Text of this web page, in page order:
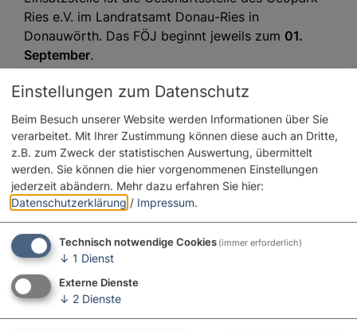
Ries e.V. im Landratsamt Donau-Ries in
Donauwörth. Das FÖJ beginnt jeweils zum 01.
September.
Das FÖJ wird gefördert vom Bayerischen
Staatsministerium für Umwelt und
Verbraucherschutz (StMUV) und vom
Bundesministerium für Familie, Senioren, Frauen
und Jugend (BMFSFJ).
Weitere Infos undBewerbung unter
bayern.de.
Nähere Auskünfte erteilen Frau Burkhardt
(Fachfragen, 0906 74-258) oder Frau Laminit
(Personalfragen, 0906 74-6083).
Einstellungen zum Datenschutz
Beim Besuch unserer Website werden Informationen über Sie
verarbeitet. Mit Ihrer Zustimmung können diese auch an Dritte,
z.B. zum Zweck der statistischen Auswertung, übermittelt
werden. Sie können die hier vorgenommenen Einstellungen
jederzeit abändern. Mehr dazu erfahren Sie hier:
Datenschutzerklärung / Impressum.
Technisch notwendige Cookies (immer erforderlich)
↓ 1 Dienst
Externe Dienste
↓ 2 Dienste